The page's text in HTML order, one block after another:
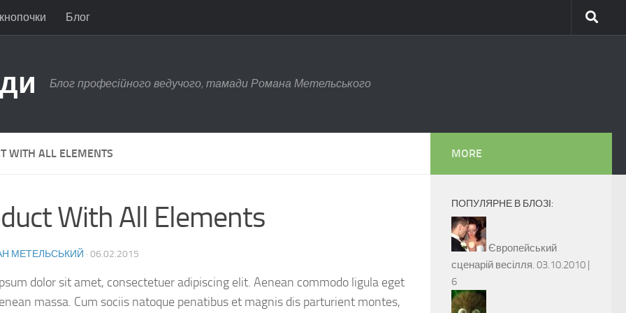
Блог
Блог професійного ведучого, тамади Романа Метельського
WITH ALL ELEMENTS
With All Elements
МЕТЕЛЬСЬКИЙ · 06.02.2015
dolor sit amet, consectetuer adipiscing elit. Aenean commodo ligula eget
massa. Cum sociis natoque penatibus et magnis dis parturient montes,
MORE
ПОПУЛЯРНЕ В БЛОЗІ:
Європейський
сценарій весілля. 03.10.2010 |
6